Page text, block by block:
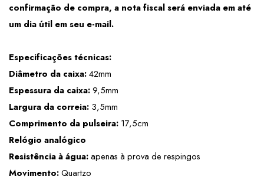
confirmação de compra, a nota fiscal será enviada em até
um dia útil em seu e-mail.
Especificações técnicas:
Diâmetro da caixa: 42mm
Espessura da caixa: 9,5mm
Largura da correia: 3,5mm
Comprimento da pulseira: 17,5cm
Relógio analógico
Resistência à água: apenas à prova de respingos
Movimento: Quartzo